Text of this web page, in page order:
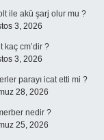
ile akü şarj olur mu ?
3, 2026
kaç cm’dir ?
3, 2026
parayı icat etti mi ?
28, 2026
nedir ?
25, 2026